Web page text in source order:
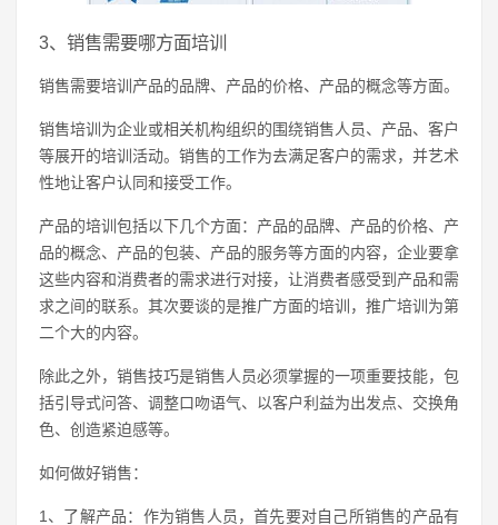
3、销售需要哪方面培训
销售需要培训产品的品牌、产品的价格、产品的概念等方面。
销售培训为企业或相关机构组织的围绕销售人员、产品、客户
等展开的培训活动。销售的工作为去满足客户的需求，并艺术
性地让客户认同和接受工作。
产品的培训包括以下几个方面：产品的品牌、产品的价格、产
品的概念、产品的包装、产品的服务等方面的内容，企业要拿
这些内容和消费者的需求进行对接，让消费者感受到产品和需
求之间的联系。其次要谈的是推广方面的培训，推广培训为第
二个大的内容。
除此之外，销售技巧是销售人员必须掌握的一项重要技能，包
括引导式问答、调整口吻语气、以客户利益为出发点、交换角
色、创造紧迫感等。
如何做好销售：
1、了解产品：作为销售人员，首先要对自己所销售的产品有